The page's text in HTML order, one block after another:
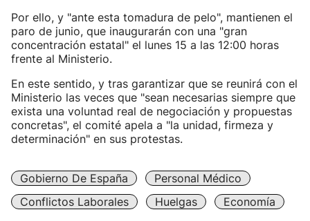
Por ello, y "ante esta tomadura de pelo", mantienen el
paro de junio, que inaugurarán con una "gran
concentración estatal" el lunes 15 a las 12:00 horas
frente al Ministerio.
En este sentido, y tras garantizar que se reunirá con el
Ministerio las veces que "sean necesarias siempre que
exista una voluntad real de negociación y propuestas
concretas", el comité apela a "la unidad, firmeza y
determinación" en sus protestas.
Gobierno De España
Personal Médico
Conflictos Laborales
Huelgas Economía